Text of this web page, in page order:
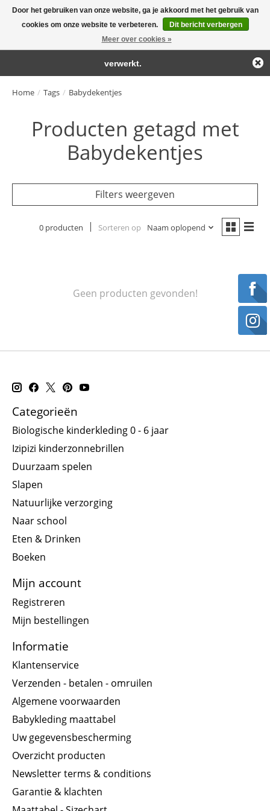
Large selection of products and fast shipping!
Home / Tags / Babydekentjes
Producten getagd met
Babydekentjes
Filters weergeven
0 producten Sorteren op Naam oplopend
Geen producten gevonden!
Categorieën
Biologische kinderkleding 0 - 6 jaar
Izipizi kinderzonnebrillen
Duurzaam spelen
Slapen
Natuurlijke verzorging
Naar school
Eten & Drinken
Boeken
Mijn account
Registreren
Mijn bestellingen
Informatie
Klantenservice
Verzenden - betalen - omruilen
Algemene voorwaarden
Babykleding maattabel
Uw gegevensbescherming
Overzicht producten
Newsletter terms & conditions
Garantie & klachten
Door het gebruiken van onze website, ga je akkoord met het gebruik van
cookies om onze website te verbeteren.
Dit bericht verbergen
Meer over cookies »
← Keer terug naar de backofficeDeze winkel is in aanbouw.
Eventueel geplaatste orders zullen niet worden gehonoreerd of
verwerkt.